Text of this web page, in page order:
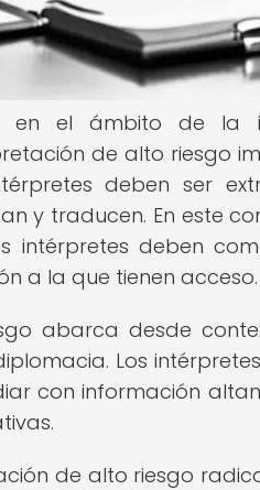
en el ámbito de la
de alto riesgo
deben ser
y traducen. En este
intérpretes deben
a la que tienen acceso.
abarca desde
Los
con información
de alto riesgo